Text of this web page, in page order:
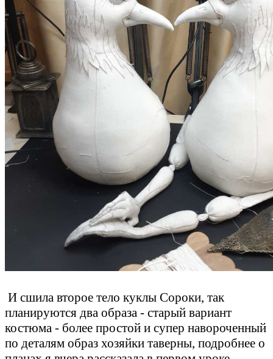
И сшила второе тело куклы Сороки, так
планируются два образа - старый вариант
костюма - более простой и супер навороченный
по деталям образ хозяйки таверны, подробнее о